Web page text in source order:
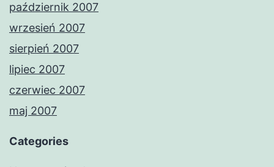
październik 2007
wrzesień 2007
sierpień 2007
lipiec 2007
czerwiec 2007
maj 2007
Categories